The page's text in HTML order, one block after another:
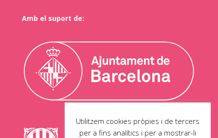
Amb el suport de:
Utilitzem cookies pròpies i de tercers
per a fins analítics i per a mostrar-li